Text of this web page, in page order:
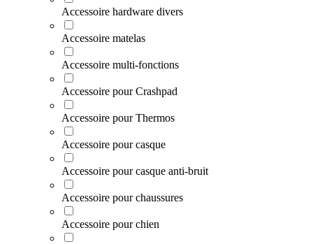
Accessoire hardware divers
Accessoire matelas
Accessoire multi-fonctions
Accessoire pour Crashpad
Accessoire pour Thermos
Accessoire pour casque
Accessoire pour casque anti-bruit
Accessoire pour chaussures
Accessoire pour chien